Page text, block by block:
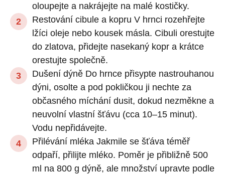
oloupejte a nakrájejte na malé kostičky.
Restování cibule a kopru V hrnci rozehřejte
lžíci oleje nebo kousek másla. Cibuli orestujte
do zlatova, přidejte nasekaný kopr a krátce
orestujte společně.
Dušení dýně Do hrnce přisypte nastrouhanou
dýni, osolte a pod pokličkou ji nechte za
občasného míchání dusit, dokud nezměkne a
neuvolní vlastní šťávu (cca 10–15 minut).
Vodu nepřidávejte.
Přilévání mléka Jakmile se šťáva téměř
odpaří, přilijte mléko. Poměr je přibližně 500
ml na 800 g dýně, ale množství upravte podle